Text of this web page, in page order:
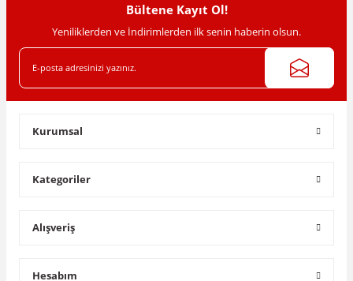
Bültene Kayıt Ol!
Yeniliklerden ve İndirimlerden ilk senin haberin olsun.
Kurumsal
Kategoriler
Alışveriş
Hesabım